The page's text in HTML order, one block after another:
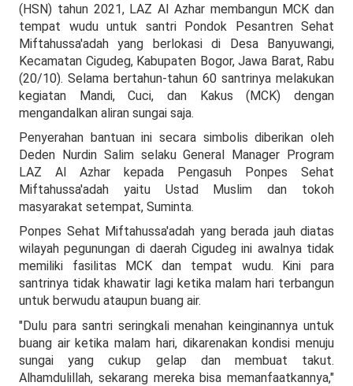
(HSN) tahun 2021, LAZ Al Azhar membangun MCK dan
tempat wudu untuk santri Pondok Pesantren Sehat
Miftahussa'adah yang berlokasi di Desa Banyuwangi,
Kecamatan Cigudeg, Kabupaten Bogor, Jawa Barat, Rabu
(20/10). Selama bertahun-tahun 60 santrinya melakukan
kegiatan Mandi, Cuci, dan Kakus (MCK) dengan
mengandalkan aliran sungai saja.
Penyerahan bantuan ini secara simbolis diberikan oleh
Deden Nurdin Salim selaku General Manager Program
LAZ Al Azhar kepada Pengasuh Ponpes Sehat
Miftahussa'adah yaitu Ustad Muslim dan tokoh
masyarakat setempat, Suminta.
Ponpes Sehat Miftahussa'adah yang berada jauh diatas
wilayah pegunungan di daerah Cigudeg ini awalnya tidak
memiliki fasilitas MCK dan tempat wudu. Kini para
santrinya tidak khawatir lagi ketika malam hari terbangun
untuk berwudu ataupun buang air.
"Dulu para santri seringkali menahan keinginannya untuk
buang air ketika malam hari, dikarenakan kondisi menuju
sungai yang cukup gelap dan membuat takut.
Alhamdulillah, sekarang mereka bisa memanfaatkannya,"